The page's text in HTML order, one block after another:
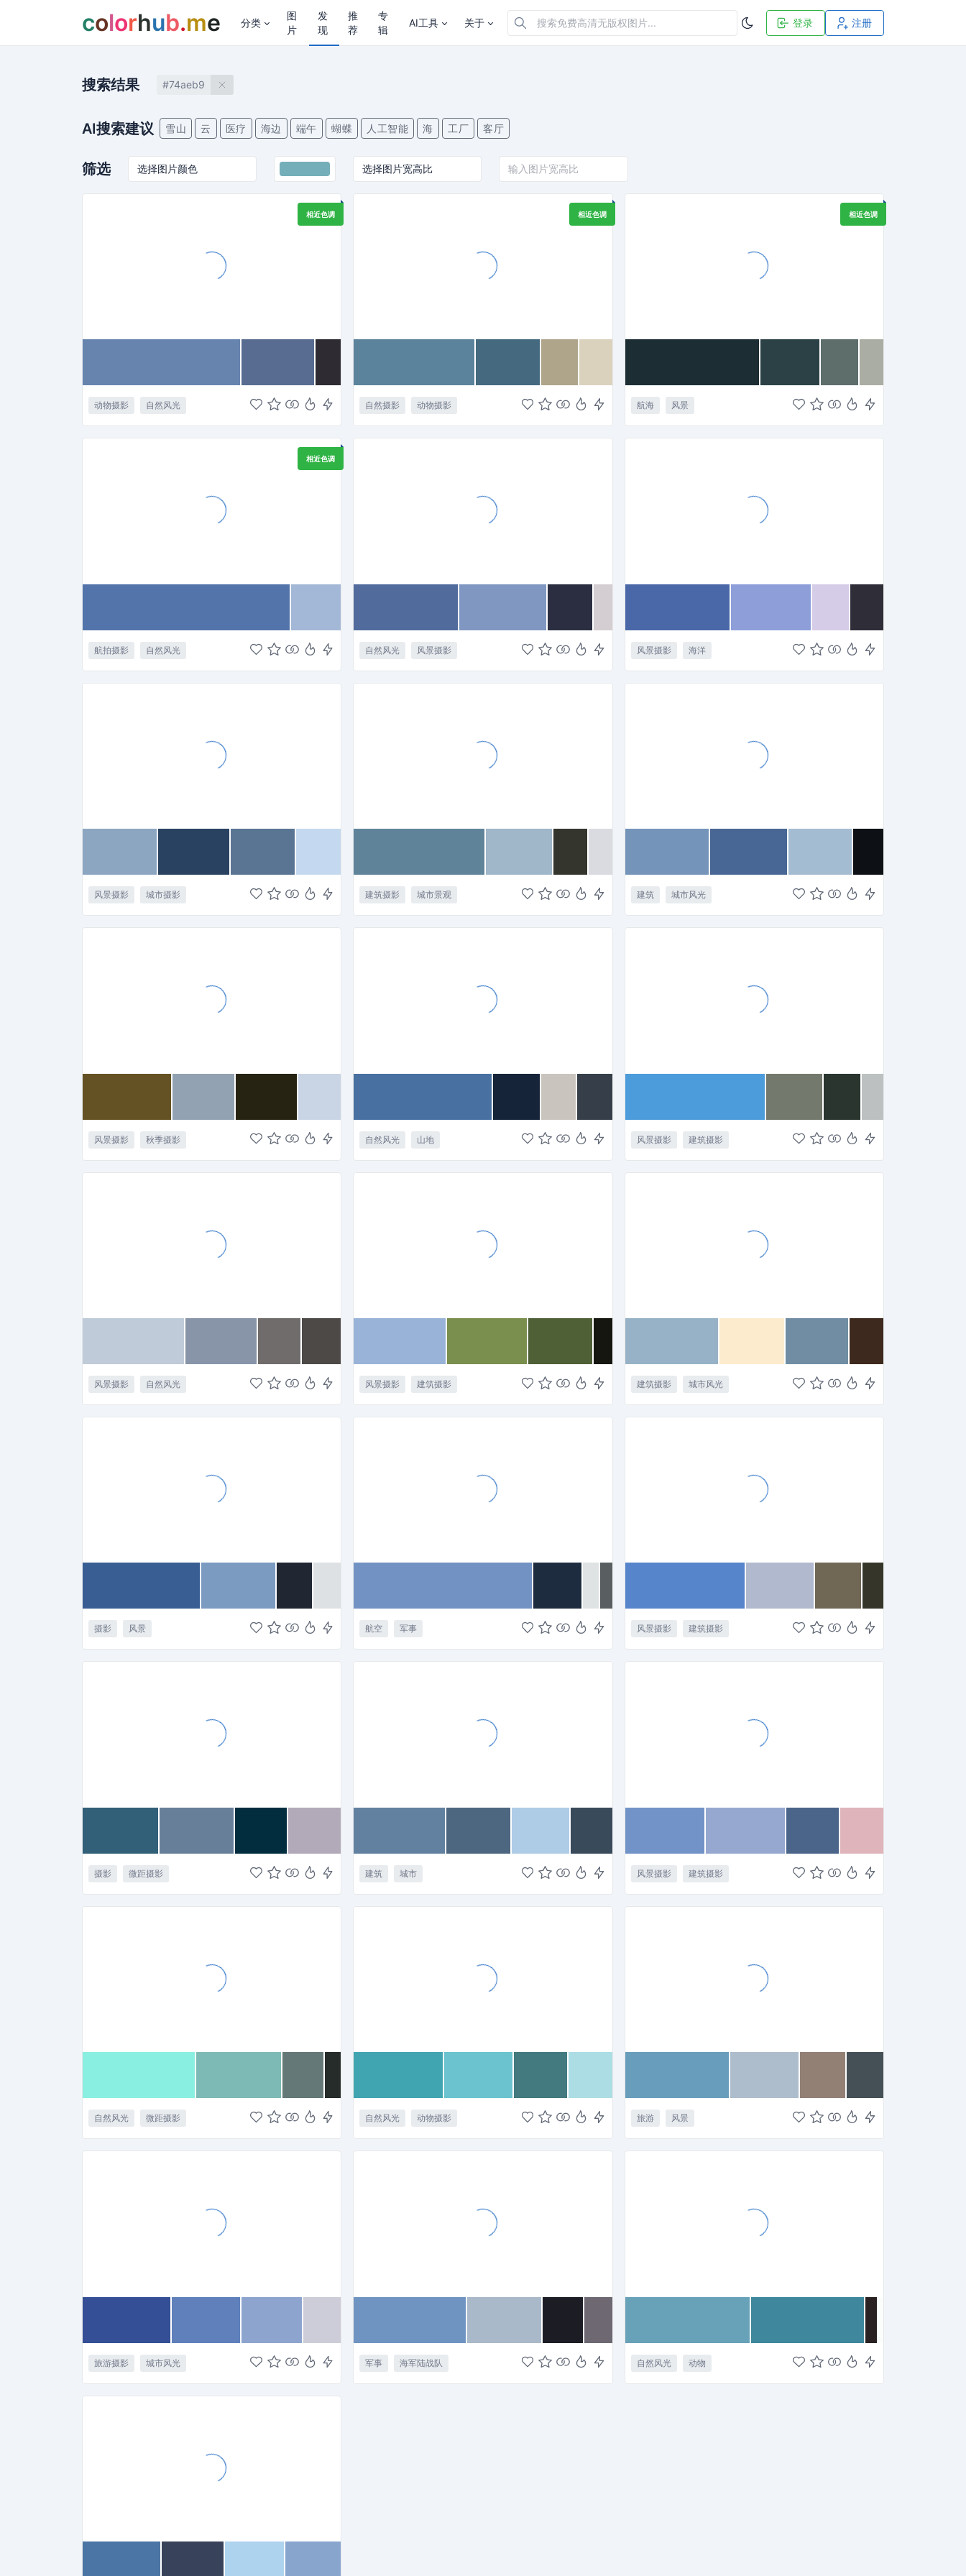
colorhub.me 登录 注册
分类
图
片
发
现
推
荐
专
辑
AI工具 关于
搜索结果 #74aeb9
AI搜索建议 雪山 云 医疗 海边 端午 蝴蝶 人工智能 海 工厂 客厅
筛选
相近色调
动物摄影 自然风光
相近色调
自然摄影 动物摄影
相近色调
航海 风景
相近色调
航拍摄影 自然风光 自然风光 风景摄影 风景摄影 海洋
风景摄影 城市摄影 建筑摄影 城市景观 建筑 城市风光
风景摄影 秋季摄影 自然风光 山地 风景摄影 建筑摄影
风景摄影 自然风光 风景摄影 建筑摄影 建筑摄影 城市风光
摄影 风景 航空 军事 风景摄影 建筑摄影
摄影 微距摄影 建筑 城市 风景摄影 建筑摄影
自然风光 微距摄影 自然风光 动物摄影 旅游 风景
旅游摄影 城市风光 军事 海军陆战队 自然风光 动物